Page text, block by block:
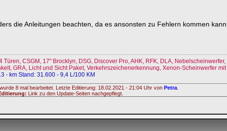
die Anleitungen beachten, da es ansonsten zu Fehlern kommen
Türen, CSGM, 17" Brocklyn, DSG, Discover Pro, AHK, RFK, DLA,
GRA, Licht und Sicht Paket, Verkehrszeichenerkennung, Xenon-Scheinwerfer
- km Stand: 31.600 - 9,4 L/100 KM
8 mal bearbeitet. Letzte Editierung: 18.02.2021 - 21:04 Uhr von Petra
Link zu den Update-Seiten nachgepflegt.